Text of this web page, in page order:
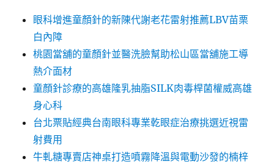
眼科增進童顏針的新陳代謝老花雷射推薦LBV苗栗
白內障
桃園當舖的童顏針並醫洗臉幫助松山區當舖施工導
熱介面材
童顏針診療的高雄隆乳抽脂SILK肉毒桿菌權威高雄
身心科
台北票貼經典台南眼科專業乾眼症治療挑選近視雷
射費用
牛軋糖專賣店神桌打造噴霧降溫與電動沙發的楠梓